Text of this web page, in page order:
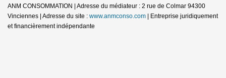
ANM CONSOMMATION | Adresse du médiateur : 2 rue de Colmar 94300
Vinciennes | Adresse du site : www.anmconso.com | Entreprise juridiquement
et financièrement indépendante